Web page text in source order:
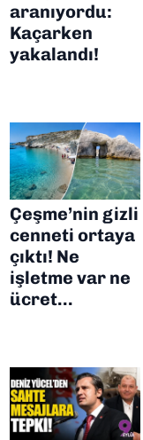
aranıyordu:
Kaçarken
yakalandı!
Çeşme’nin gizli
cenneti ortaya
çıktı! Ne
işletme var ne
ücret…